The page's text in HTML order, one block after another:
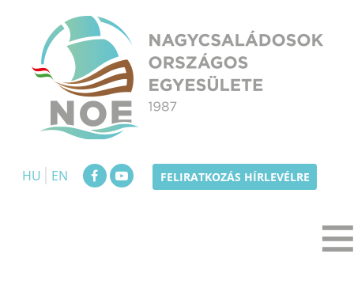
content
HU
EN FELIRATKOZÁS HÍRLEVÉLRE